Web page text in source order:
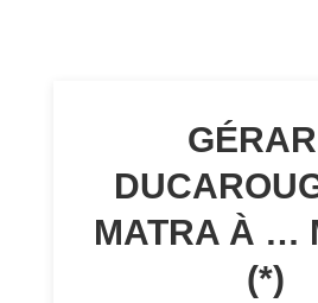
MATRA À …
(*)